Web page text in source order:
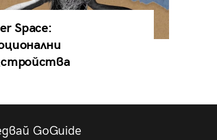
Space:
GoGuide